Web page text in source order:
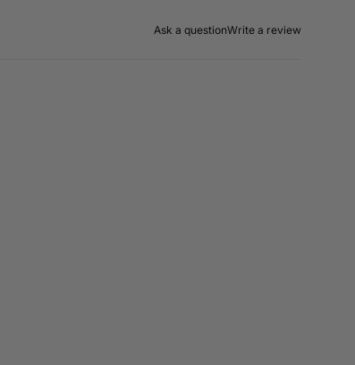
Ask a questionWrite a review